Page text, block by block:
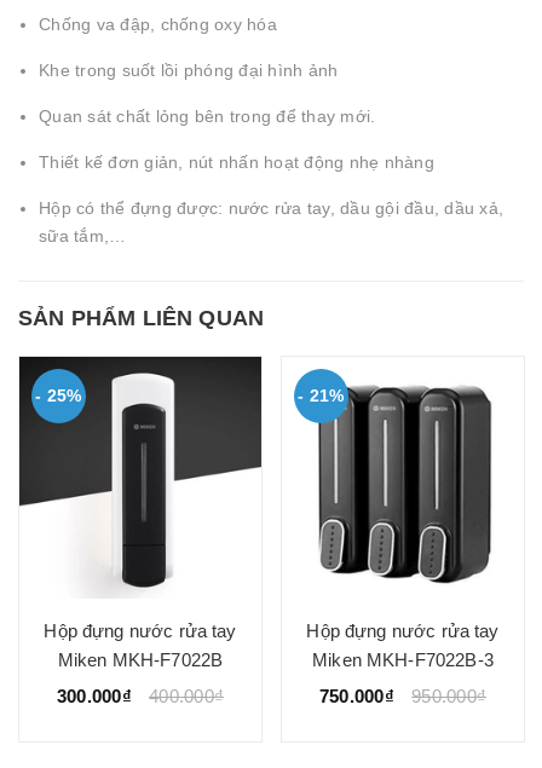
Chống va đập, chống oxy hóa
Khe trong suốt lồi phóng đại hình ảnh
Quan sát chất lỏng bên trong để thay mới.
Thiết kế đơn giản, nút nhấn hoạt động nhẹ nhàng
Hộp có thể đựng được: nước rửa tay, dầu gội đầu, dầu xả,
sữa tắm,…
SẢN PHẨM LIÊN QUAN
- 25%
Hộp đựng nước rửa tay
Miken MKH-F7022B
300.000₫
400.000₫
- 21%
Hộp đựng nước rửa tay
Miken MKH-F7022B-3
750.000₫
950.000₫